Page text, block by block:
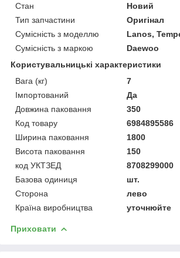
Стан
Новий
Тип запчастини
Оригінал
Сумісність з моделлю
Lanos,
Сумісність з маркою
Daewoo
Користувальницькі характеристики
Вага (кг)
7
Імпортований
Да
Довжина паковання
350
Код товару
6984895586
Ширина паковання
1800
Висота паковання
150
код УКТЗЕД
8708299000
Базова одиниця
шт.
Сторона
лево
Країна виробництва
уточнюйте
Приховати